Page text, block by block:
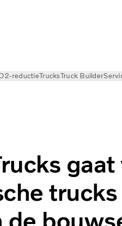
reductieTrucksTruck Builder